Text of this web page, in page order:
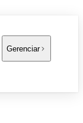
Gerenciar